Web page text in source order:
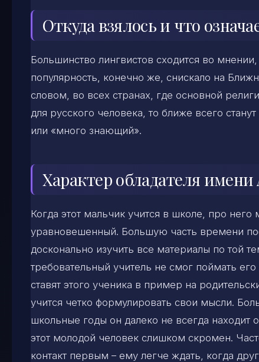
Откуда взялось и что
Большинство лингвистов сходится во
популярность конечно же, снискало на
словом, во всех странах, где основной
для русского человека, то ближе всего
или «много знающий».
Характер обладателя
Когда этот мальчик учится в школе, про
уравновешенный. Большую часть времени
досконально изучить все материалы по той
требовательный учитель не смог поймать
ставят этого ученика в пример на
учится четко формулировать свои мысли.
школьные годы он далеко не всегда находит
этот молодой человек слишком скромен.
контакт первым – ему легче ждать, когда